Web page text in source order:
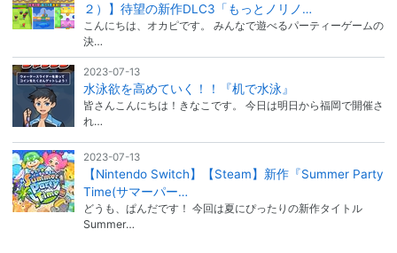
２）】待望の新作DLC3「もっとノリノ…
こんにちは、オカピです。 みんなで遊べるパーティーゲームの
決…
2023-07-13
水泳欲を高めていく！！『机で水泳』
皆さんこんにちは！きなこです。 今日は明日から福岡で開催さ
れ…
2023-07-13
【Nintendo Switch】【Steam】新作『Summer Party
Time(サマーパー…
どうも、ぱんだです！ 今回は夏にぴったりの新作タイトル
Summer…